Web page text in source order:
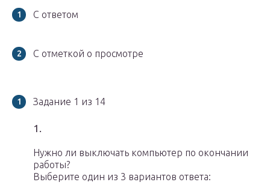
С ответом
С отметкой о просмотре
Задание 1 из 14
1.
Нужно ли выключать компьютер по окончании
работы?
Выберите один из 3 вариантов ответа: